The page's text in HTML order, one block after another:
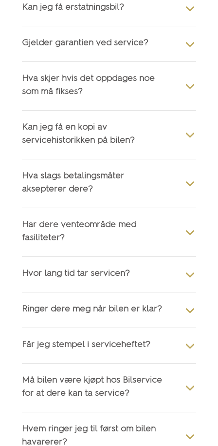
Kan jeg få erstatningsbil?
Gjelder garantien ved service?
Hva skjer hvis det oppdages noe
som må fikses?
Kan jeg få en kopi av
servicehistorikken på bilen?
Hva slags betalingsmåter
aksepterer dere?
Har dere venteområde med
fasiliteter?
Hvor lang tid tar servicen?
Ringer dere meg når bilen er klar?
Får jeg stempel i serviceheftet?
Må bilen være kjøpt hos Bilservice
for at dere kan ta service?
Hvem ringer jeg til først om bilen
havarerer?